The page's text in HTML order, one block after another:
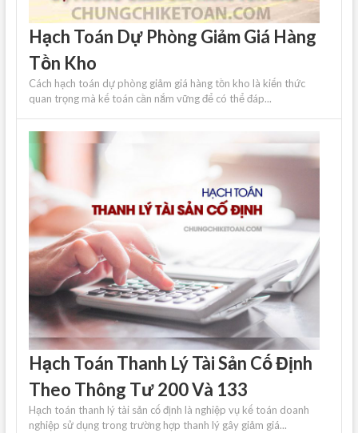
Hạch Toán Dự Phòng Giảm Giá Hàng
Tồn Kho
Cách hạch toán dự phòng giảm giá hàng tồn kho là kiến ​​thức
quan trọng mà kế toán cần nắm vững để có thể đáp...
Hạch Toán Thanh Lý Tài Sản Cố Định
Theo Thông Tư 200 Và 133
Hạch toán thanh lý tài sản cố định là nghiệp vụ kế toán doanh
nghiệp sử dụng trong trường hợp thanh lý gây giảm giá...